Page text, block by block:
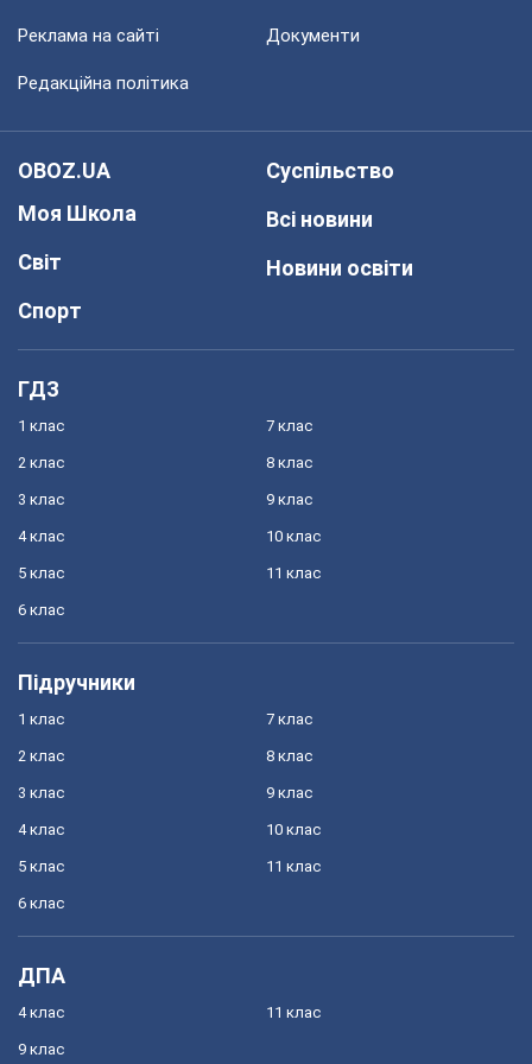
Реклама на сайті Документи
Редакційна політика
OBOZ.UA
Моя Школа
Світ
Спорт
Суспільство
Всі новини
Новини освіти
ГДЗ
1 клас
2 клас
3 клас
4 клас
5 клас
6 клас
7 клас
8 клас
9 клас
10 клас
11 клас
Підручники
1 клас
2 клас
3 клас
4 клас
5 клас
6 клас
7 клас
8 клас
9 клас
10 клас
11 клас
ДПА
4 клас
9 клас
11 клас